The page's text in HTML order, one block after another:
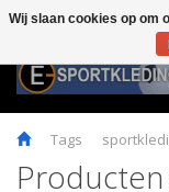
Terug
HARDLOOPKLEDING
Terug
TEAMWEAR
Terug
FIETSKLEDING
Terug
FITNESS
Terug
OUTDOOR
Terug
ACCESSOIRES
Terug
E-SPORT & GAMING
Terug
OBSTACLE RUN &
Terug
MAATTABELLEN
Tags
Wij slaan cookies op om